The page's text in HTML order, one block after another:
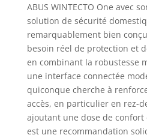
ABUS WINTECTO One avec
solution de sécurité
remarquablement bien
besoin réel de protection et
en combinant la robustesse
une interface connectée
quiconque cherche à
accès, en particulier en rez-
ajoutant une dose de
est une recommandation